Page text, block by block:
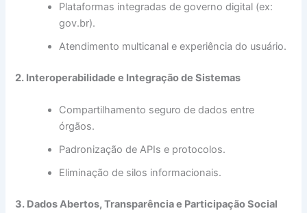
Plataformas integradas de governo digital (ex:
gov.br).
Atendimento multicanal e experiência do usuário.
2. Interoperabilidade e Integração de Sistemas
Compartilhamento seguro de dados entre
órgãos.
Padronização de APIs e protocolos.
Eliminação de silos informacionais.
3. Dados Abertos, Transparência e Participação Social